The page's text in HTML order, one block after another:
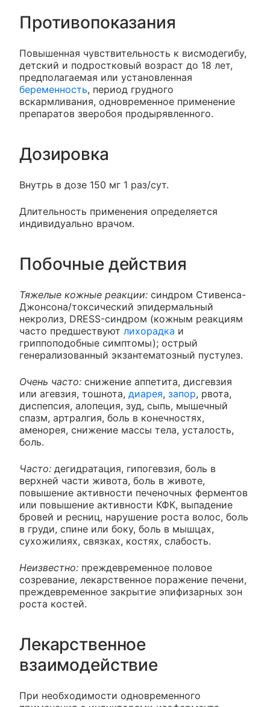
Противопоказания
Повышенная чувствительность к висмодегибу,
детский и подростковый возраст до 18 лет,
предполагаемая или установленная
беременность, период грудного
вскармливания, одновременное применение
препаратов зверобоя продырявленного.
Дозировка
Внутрь в дозе 150 мг 1 раз/сут.
Длительность применения определяется
индивидуально врачом.
Побочные действия
Тяжелые кожные реакции: синдром Стивенса-
Джонсона/токсический эпидермальный
некролиз, DRESS-синдром (кожным реакциям
часто предшествуют лихорадка и
гриппоподобные симптомы); острый
генерализованный экзантематозный пустулез.
Очень часто: снижение аппетита, дисгевзия
или агевзия, тошнота, диарея, запор, рвота,
диспепсия, алопеция, зуд, сыпь, мышечный
спазм, артралгия, боль в конечностях,
аменорея, снижение массы тела, усталость,
боль.
Часто: дегидратация, гипогевзия, боль в
верхней части живота, боль в животе,
повышение активности печеночных ферментов
или повышение активности КФК, выпадение
бровей и ресниц, нарушение роста волос, боль
в груди, спине или боку, боль в мышцах,
сухожилиях, связках, костях, слабость.
Неизвестно: преждевременное половое
созревание, лекарственное поражение печени,
преждевременное закрытие эпифизарных зон
роста костей.
Лекарственное
взаимодействие
При необходимости одновременного